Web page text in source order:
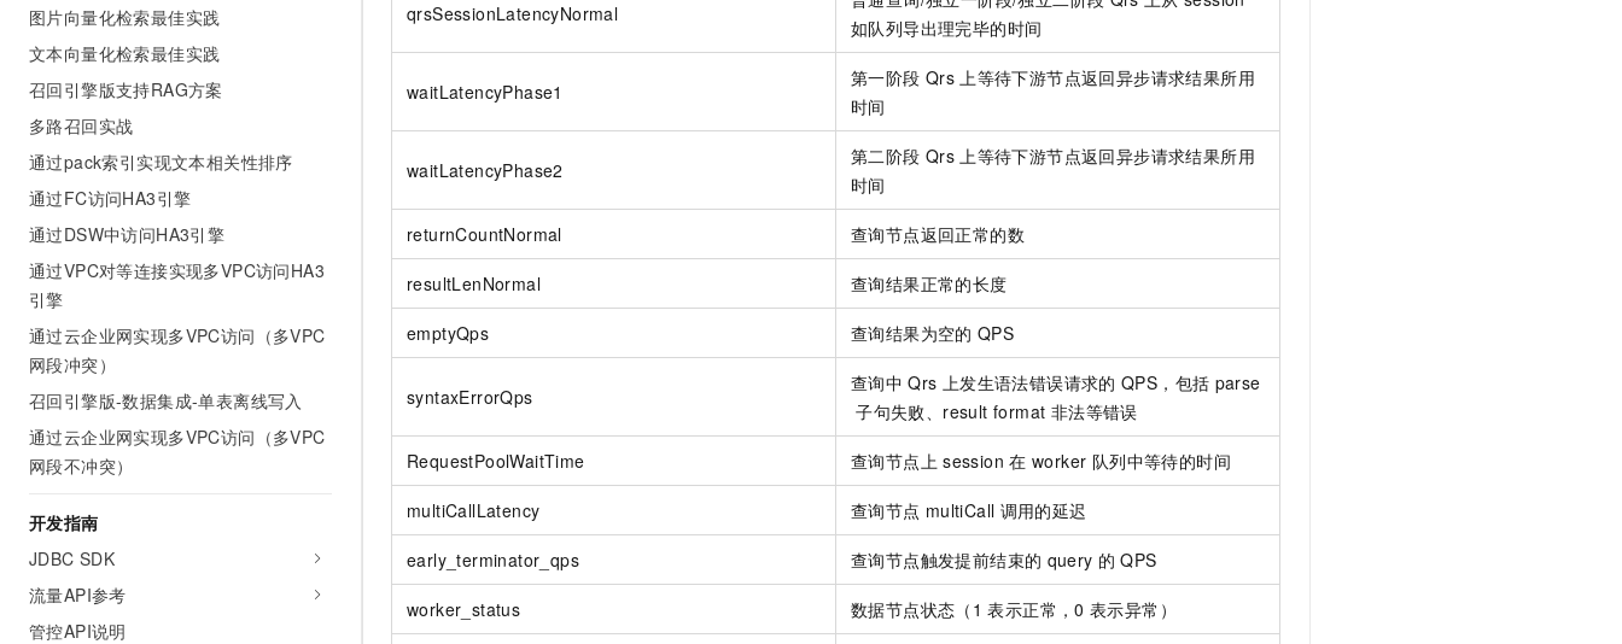
图片向量化检索最佳实践
文本向量化检索最佳实践
召回引擎版支持RAG方案
多路召回实战
通过pack索引实现文本相关性排序
通过FC访问HA3引擎
通过DSW中访问HA3引擎
通过VPC对等连接实现多VPC访问HA3
引擎
通过云企业网实现多VPC访问（多VPC
网段冲突）
召回引擎版-数据集成-单表离线写入
通过云企业网实现多VPC访问（多VPC
网段不冲突）
开发指南
JDBC SDK
流量API参考
管控API说明
qrsSessionLatencyNormal
如队列导出理完毕的时间
waitLatencyPhase1
第一阶段 Qrs 上等待下游节点返回异步请求结果所用
时间
waitLatencyPhase2
第二阶段 Qrs 上等待下游节点返回异步请求结果所用
时间
returnCountNormal 查询节点返回正常的数
resultLenNormal 查询结果正常的长度
emptyQps 查询结果为空的 QPS
syntaxErrorQps
查询中 Qrs 上发生语法错误请求的 QPS，包括 parse
子句失败、result format 非法等错误
RequestPoolWaitTime 查询节点上 session 在 worker 队列中等待的时间
multiCallLatency 查询节点 multiCall 调用的延迟
early_terminator_qps 查询节点触发提前结束的 query 的 QPS
worker_status 数据节点状态（1 表示正常，0 表示异常）
10 分钟在聊天系统中增加一个 AI 助手 即刻拥有 DeepSeek-R1 满血版
多种方案随心选，轻松解锁专属 DeepSeek
超强辅助，Bolt.diy 一步搞定创意建站
专有云